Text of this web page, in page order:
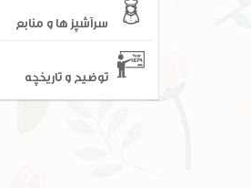
سرآشپز ها و منابع
توضیح و تاریخچه